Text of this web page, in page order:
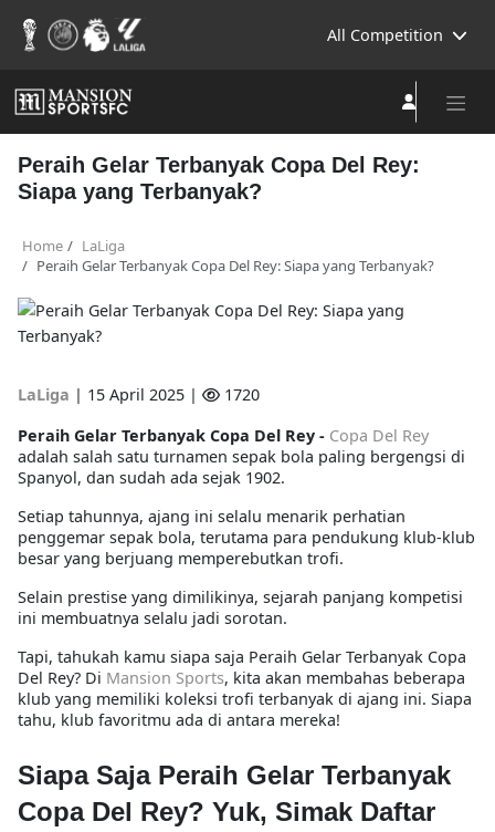
All Competition
Peraih Gelar Terbanyak Copa Del Rey:
Siapa yang Terbanyak?
Home
LaLiga
Peraih Gelar Terbanyak Copa Del Rey: Siapa yang Terbanyak?
LaLiga | 15 April 2025 |
1720
Peraih Gelar Terbanyak Copa Del Rey - Copa Del Rey
adalah salah satu turnamen sepak bola paling bergengsi di
Spanyol, dan sudah ada sejak 1902.
Setiap tahunnya, ajang ini selalu menarik perhatian
penggemar sepak bola, terutama para pendukung klub-klub
besar yang berjuang memperebutkan trofi.
Selain prestise yang dimilikinya, sejarah panjang kompetisi
ini membuatnya selalu jadi sorotan.
Tapi, tahukah kamu siapa saja Peraih Gelar Terbanyak Copa
Del Rey? Di Mansion Sports, kita akan membahas beberapa
klub yang memiliki koleksi trofi terbanyak di ajang ini. Siapa
tahu, klub favoritmu ada di antara mereka!
Siapa Saja Peraih Gelar Terbanyak
Copa Del Rey? Yuk, Simak Daftar